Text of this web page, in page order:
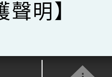
聲明】